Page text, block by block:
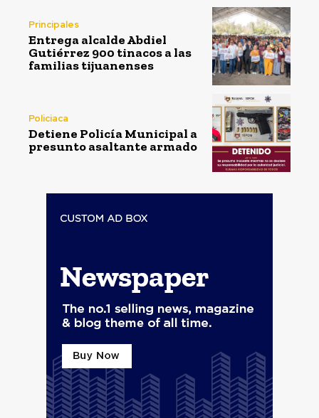
Principales
Entrega alcalde Abdiel
Gutiérrez 900 tinacos a las
familias tijuanenses
Policiaca
Detiene Policía Municipal a
presunto asaltante armado